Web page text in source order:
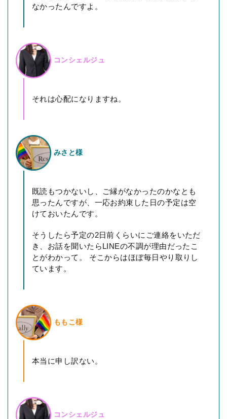
なかったんですよ。
コンシェルジュ
それは心配になりますね。
みさと様
既読もつかないし、ご縁がなかったのかなとも
思ったんですが、一応お約束した日の予定は空
けておいたんです。
そうしたら予定の2日前くらいにご連絡をいただ
き、お話を聞いたらLINEの不調が理由だったこ
とがわかって。 そこからはほぼ毎日やり取りし
ています。
ももこ様
本当に申し訳ない。
コンシェルジュ